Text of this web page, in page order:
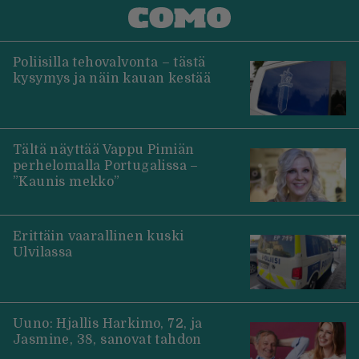
Poliisilla tehovalvonta – tästä
kysymys ja näin kauan kestää
Tältä näyttää Vappu Pimiän
perhelomalla Portugalissa –
”Kaunis mekko”
Erittäin vaarallinen kuski
Ulvilassa
Uuno: Hjallis Harkimo, 72, ja
Jasmine, 38, sanovat tahdon